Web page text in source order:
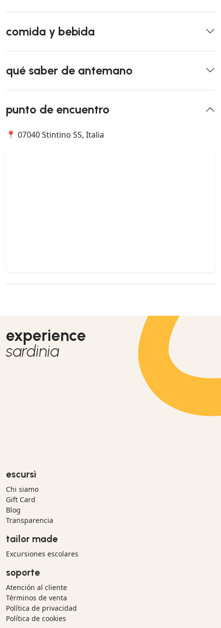
comida y bebida
qué saber de antemano
punto de encuentro
📍 07040 Stintino SS, Italia
experience
sardinia
escursì
Chi siamo
Gift Card
Blog
Transparencia
tailor made
Excursiones escolares
soporte
Atención al cliente
Términos de venta
Política de privacidad
Política de cookies